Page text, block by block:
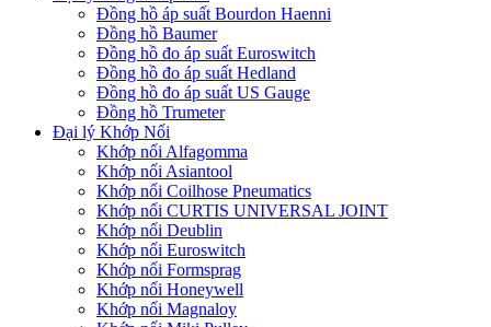
Đồng hồ áp suất Bourdon Haenni
Đồng hồ Baumer
Đồng hồ đo áp suất Euroswitch
Đồng hồ đo áp suất Hedland
Đồng hồ đo áp suất US Gauge
Đồng hồ Trumeter
Đại lý Khớp Nối
Khớp nối Alfagomma
Khớp nối Asiantool
Khớp nối Coilhose Pneumatics
Khớp nối CURTIS UNIVERSAL JOINT
Khớp nối Deublin
Khớp nối Euroswitch
Khớp nối Formsprag
Khớp nối Honeywell
Khớp nối Magnaloy